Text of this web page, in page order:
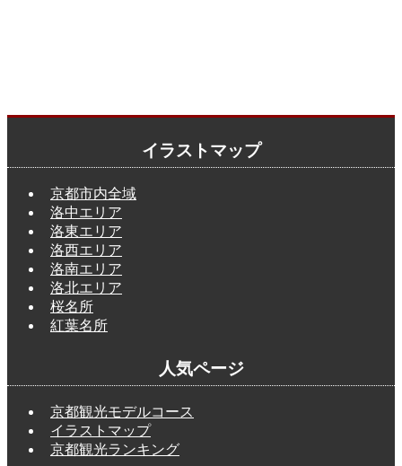
イラストマップ
京都市内全域
洛中エリア
洛東エリア
洛西エリア
洛南エリア
洛北エリア
桜名所
紅葉名所
人気ページ
京都観光モデルコース
イラストマップ
京都観光ランキング